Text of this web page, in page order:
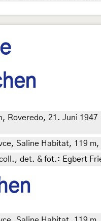
Roveredo, 21. Juni
Saline Habitat, 119
det. & fot.: Egbert